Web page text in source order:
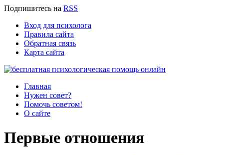
Подпишитесь на RSS
Вход для психолога
Правила сайта
Обратная связь
Карта сайта
Главная
Нужен совет?
Помочь советом!
О сайте
Первые отношения